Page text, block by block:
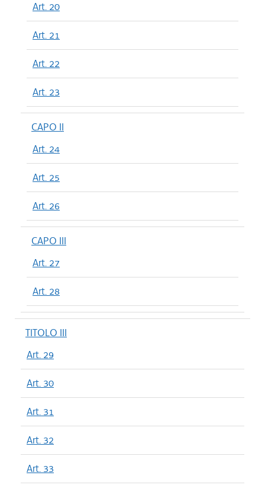
Art. 20
Art. 21
Art. 22
Art. 23
CAPO II
Art. 24
Art. 25
Art. 26
CAPO III
Art. 27
Art. 28
TITOLO III
Art. 29
Art. 30
Art. 31
Art. 32
Art. 33